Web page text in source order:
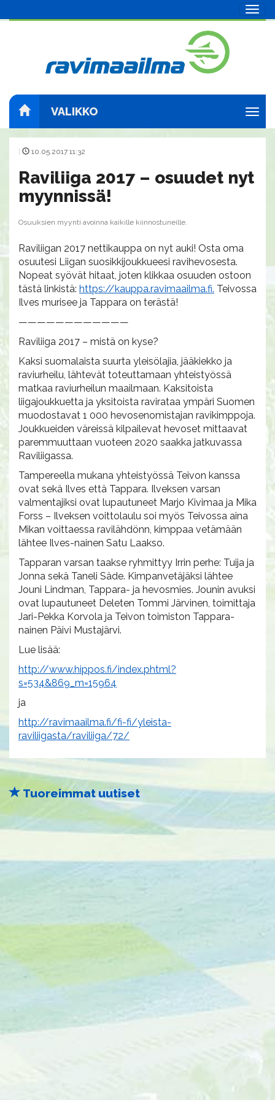
VALIKKO
10.05.2017 11:32
Raviliiga 2017 – osuudet nyt
myynnissä!
Osuuksien myynti avoinna kaikille kiinnostuneille.
Raviliigan 2017 nettikauppa on nyt auki! Osta oma
osuutesi Liigan suosikkijoukkueesi ravihevosesta.
Nopeat syövät hitaat, joten klikkaa osuuden ostoon
tästä linkistä: https://kauppa.ravimaailma.fi. Teivossa
Ilves murisee ja Tappara on terästä!
————————————
Raviliiga 2017 – mistä on kyse?
Kaksi suomalaista suurta yleisölajia, jääkiekko ja
raviurheilu, lähtevät toteuttamaan yhteistyössä
matkaa raviurheilun maailmaan. Kaksitoista
liigajoukkuetta ja yksitoista ravirataa ympäri Suomen
muodostavat 1 000 hevosenomistajan ravikimppoja.
Joukkueiden väreissä kilpailevat hevoset mittaavat
paremmuuttaan vuoteen 2020 saakka jatkuvassa
Raviliigassa.
Tampereella mukana yhteistyössä Teivon kanssa
ovat sekä Ilves että Tappara. Ilveksen varsan
valmentajiksi ovat lupautuneet Marjo Kivimaa ja Mika
Forss – Ilveksen voittolaulu soi myös Teivossa aina
Mikan voittaessa ravilähdönn, kimppaa vetämään
lähtee Ilves-nainen Satu Laakso.
Tapparan varsan taakse ryhmittyy Irrin perhe: Tuija ja
Jonna sekä Taneli Säde. Kimpanvetäjäksi lähtee
Jouni Lindman, Tappara- ja hevosmies. Jounin avuksi
ovat lupautuneet Deleten Tommi Järvinen, toimittaja
Jari-Pekka Korvola ja Teivon toimiston Tappara-
nainen Päivi Mustajärvi.
Lue lisää:
http://www.hippos.fi/index.phtml?
s=534&869_m=15964
ja
http://ravimaailma.fi/fi-fi/yleista-
raviliigasta/raviliiga/72/
Tuoreimmat uutiset